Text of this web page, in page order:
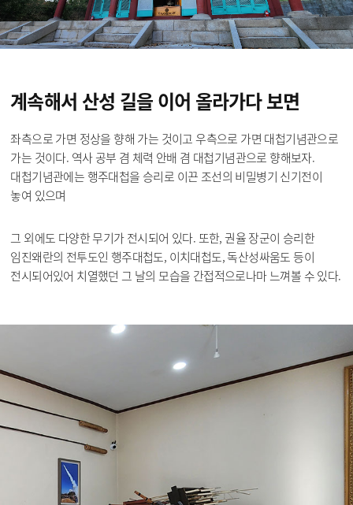
계속해서 산성 길을이어 올라가다 보면
좌측으로 가면 정상을 향해 가는 것이고 우측으로 가면 대첩기념관으로
가는 것이다. 역사 공부 겸 체력 안배 겸 대첩기념관으로 향해보자.
대첩기념관에는 행주대첩을 승리로 이끈 조선의 비밀병기 신기전이
놓여 있으며
그 외에도 다양한 무기가 전시되어 있다. 또한, 권율 장군이 승리한
임진왜란의 전투도인 행주대첩도, 이치대첩도, 독산성싸움도 등이
전시되어있어 치열했던 그 날의 모습을 간접적으로나마 느껴볼 수 있다.